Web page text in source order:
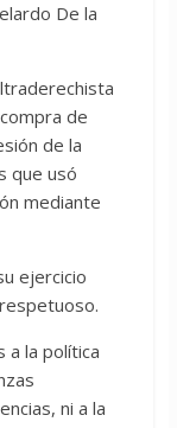
De la
de
de la
que usó
mediante
ejercicio
a la política
ni a la